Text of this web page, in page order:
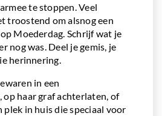
te stoppen. Veel
troostend om alsnog een
Moederdag. Schrijf wat je
nog was. Deel je gemis, je
herinnering.
in een
op haar graf achterlaten, of
plek in huis die speciaal voor